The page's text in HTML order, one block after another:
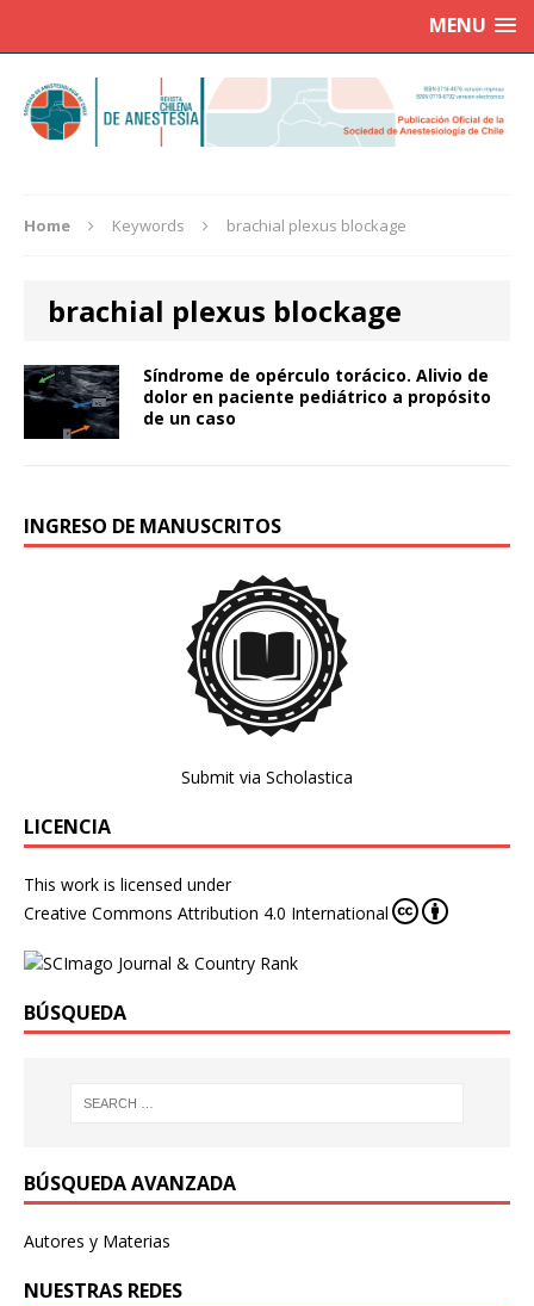
MENU
Home Keywords brachial plexus blockage
brachial plexus blockage
Síndrome de opérculo torácico. Alivio de
dolor en paciente pediátrico a propósito
de un caso
INGRESO DE MANUSCRITOS
Submit via Scholastica
LICENCIA
This work is licensed under
Creative Commons Attribution 4.0 International
BÚSQUEDA
BÚSQUEDA AVANZADA
Autores y Materias
NUESTRAS REDES